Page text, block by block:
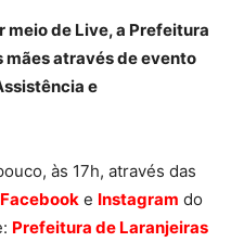
meio de Live, a Prefeitura
mães através de evento
e
às 17h, através das
e Instagram do
Prefeitura de Laranjeiras